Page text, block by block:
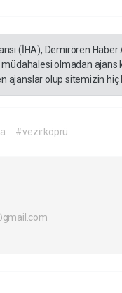
(İHA), Demirören
olmadan ajans
ajanslar olup sitemizin hiç
#vezirköprü